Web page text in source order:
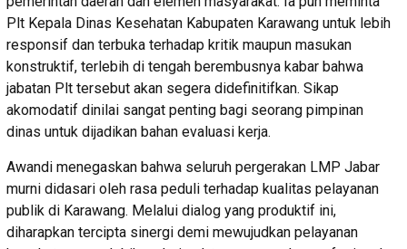
Plt Kepala Dinas Kesehatan Kabupaten Karawang untuk lebih
responsif dan terbuka terhadap kritik maupun masukan
konstruktif, terlebih di tengah berembusnya kabar bahwa
jabatan Plt tersebut akan segera didefinitifkan. Sikap
akomodatif dinilai sangat penting bagi seorang pimpinan
dinas untuk dijadikan bahan evaluasi kerja.
Awandi menegaskan bahwa seluruh pergerakan LMP Jabar
murni didasari oleh rasa peduli terhadap kualitas pelayanan
publik di Karawang. Melalui dialog yang produktif ini,
diharapkan tercipta sinergi demi mewujudkan pelayanan